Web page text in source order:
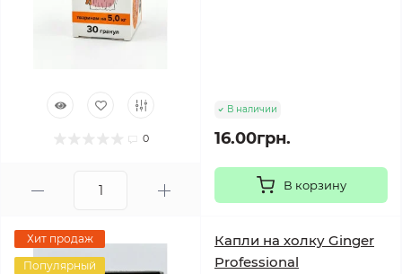
0
В наличии
16.00грн.
В корзину
Хит продаж
Популярный
Капли на холку Ginger
Professional